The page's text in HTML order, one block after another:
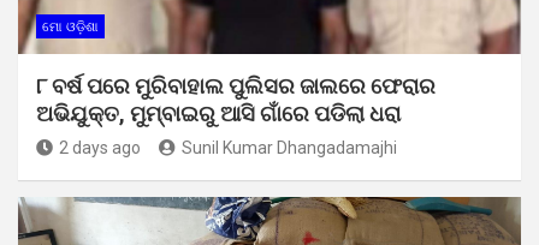
ମୋ ଓଡ଼ିଶା
୮ ବର୍ଷ ପରେ ମୁରିବାହାଲ ପୁଲିସର ଜାଲରେ ଫେରାର
ଅଭିଯୁକ୍ତ, ମୁମ୍ବାଇରୁ ଆସି ଗାଁରେ ପଡିଲା ଧରା
2 days ago Sunil Kumar Dhangadamajhi